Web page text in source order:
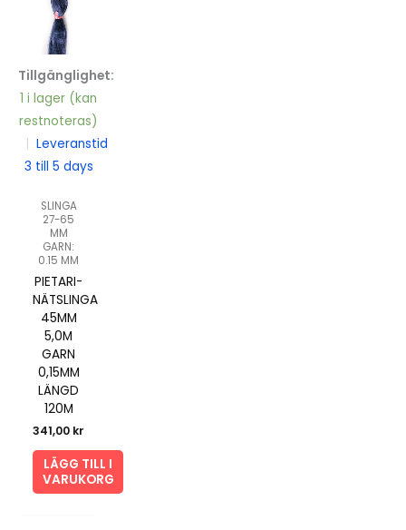
Tillgänglighet:
1 i lager (kan
restnoteras)
| Leveranstid
3 till 5 days
SLINGA
27-65
MM
GARN:
0.15 MM
PIETARI-
NÄTSLINGA
45MM
5,0M
GARN
0,15MM
LÄNGD
120M
341,00 kr
LÄGG TILL I
VARUKORG